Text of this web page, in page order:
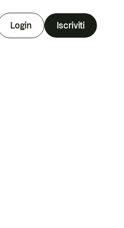
Login Iscriviti